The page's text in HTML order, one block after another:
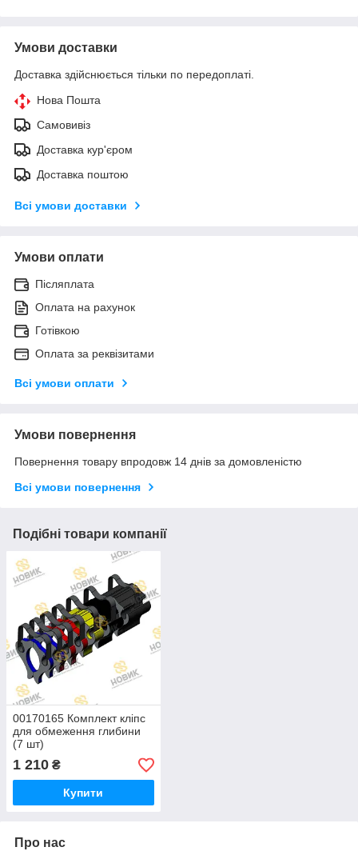
Умови доставки
Доставка здійснюється тільки по передоплаті.
Нова Пошта
Самовивіз
Доставка кур'єром
Доставка поштою
Всі умови доставки
Умови оплати
Післяплата
Оплата на рахунок
Готівкою
Оплата за реквізитами
Всі умови оплати
Умови повернення
Повернення товару впродовж 14 днів за домовленістю
Всі умови повернення
Подібні товари компанії
00170165 Комплект кліпс
для обмеження глибини
(7 шт)
1 210 ₴
Купити
Про нас